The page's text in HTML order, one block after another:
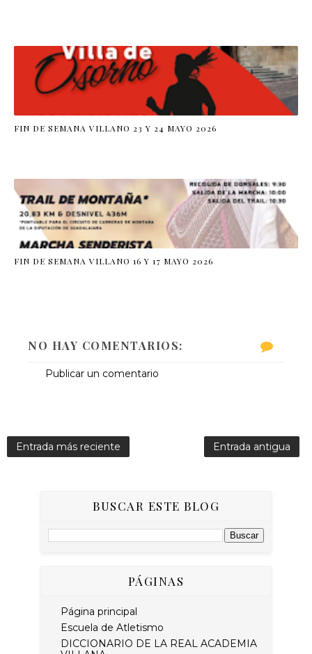
FIN DE SEMANA VILLANO 23 Y 24 MAYO 2026
FIN DE SEMANA VILLANO 16 Y 17 MAYO 2026
NO HAY COMENTARIOS:
Publicar un comentario
Entrada más reciente Entrada antigua
BUSCAR ESTE BLOG
PÁGINAS
Página principal
Escuela de Atletismo
DICCIONARIO DE LA REAL ACADEMIA